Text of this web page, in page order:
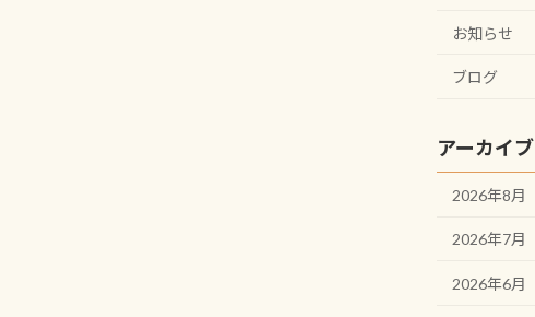
お知らせ
ブログ
アーカイブ
2026年8月
2026年7月
2026年6月